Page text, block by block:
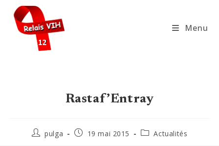
content
Menu
Rastaf’Entray
Auteur/autrice
pulga
Publication
19 mai 2015
PostActualités